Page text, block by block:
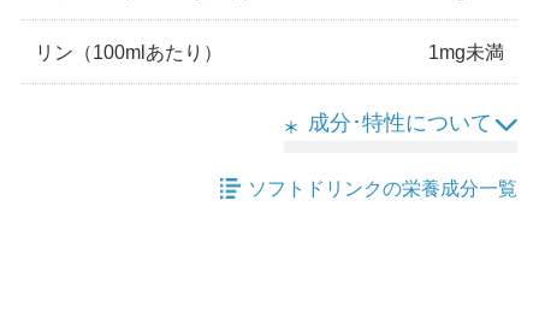
リン （100mlあたり） 1mg未満
成分･特性について
ソフトドリンクの栄養成分一覧